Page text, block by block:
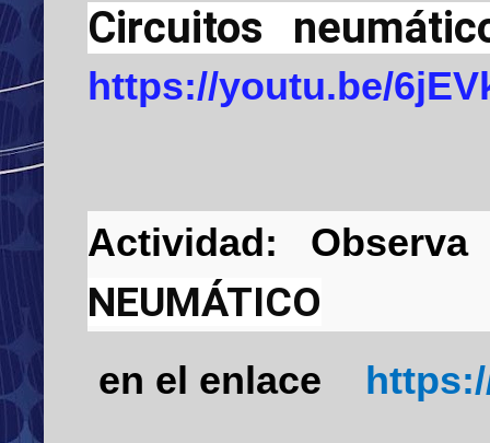
Circuitos
https://youtu.be/
Actividad: Observa
NEUMÁTICO
en el enlace